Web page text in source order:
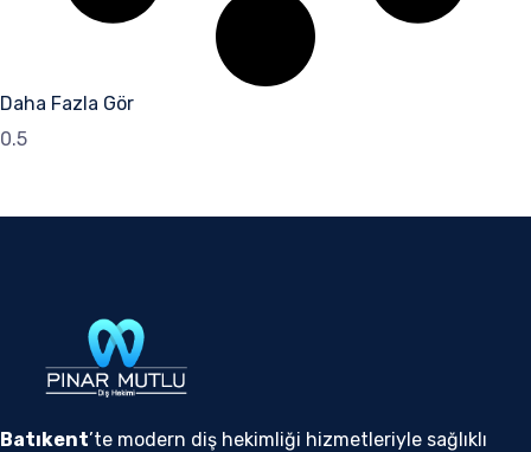
Daha Fazla Gör
Batıkent’te modern diş hekimliği hizmetleriyle sağlıklı